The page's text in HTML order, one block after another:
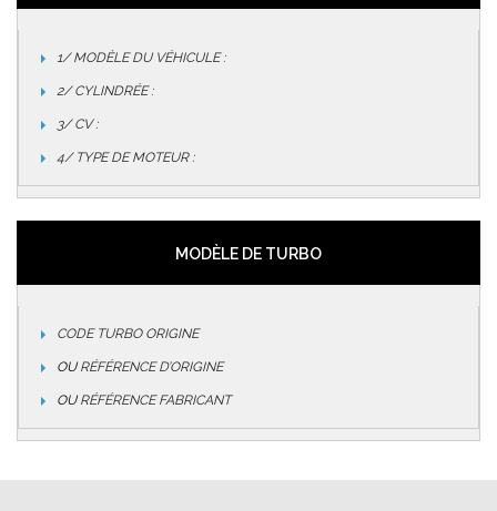
1/ MODÈLE DU VÉHICULE :
2/ CYLINDRÉE :
3/ CV :
4/ TYPE DE MOTEUR :
MODÈLE DE TURBO
CODE TURBO ORIGINE
OURÉFÉRENCE D’ORIGINE
OURÉFÉRENCE FABRICANT